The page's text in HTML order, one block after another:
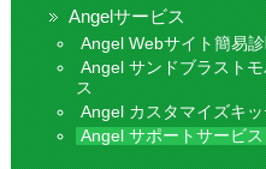
Angelサービス
Angel Webサイト簡易
Angel サンドブラスト
ス
Angel カスタマイズキ
Angel サポートサービス